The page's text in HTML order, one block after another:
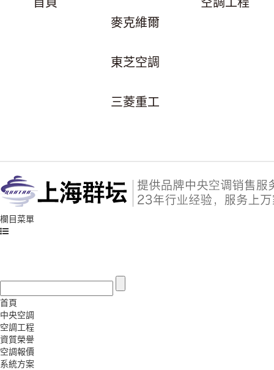
麥克維爾
東芝空調
三菱重工
欄目菜單
首頁
中央空調
空調工程
資質榮譽
空調報價
系統方案